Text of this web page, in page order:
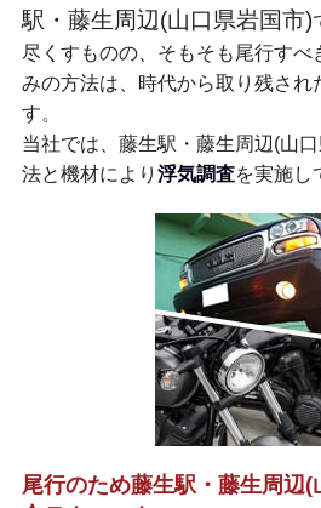
駅・藤生周辺(山口県岩国市)
尽くすものの、そもそも尾行すべ
みの方法は、時代から取り残され
す。
当社では、藤生駅・藤生周辺(山
法と機材により 浮気調査を実施し
尾行のため藤生駅・藤生周辺